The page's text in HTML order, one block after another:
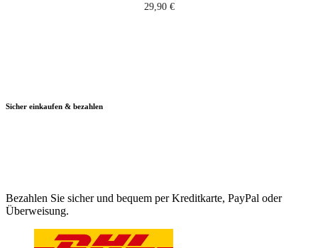
29,90 €
Sicher einkaufen & bezahlen
Bezahlen Sie sicher und bequem per Kreditkarte, PayPal oder
Überweisung.